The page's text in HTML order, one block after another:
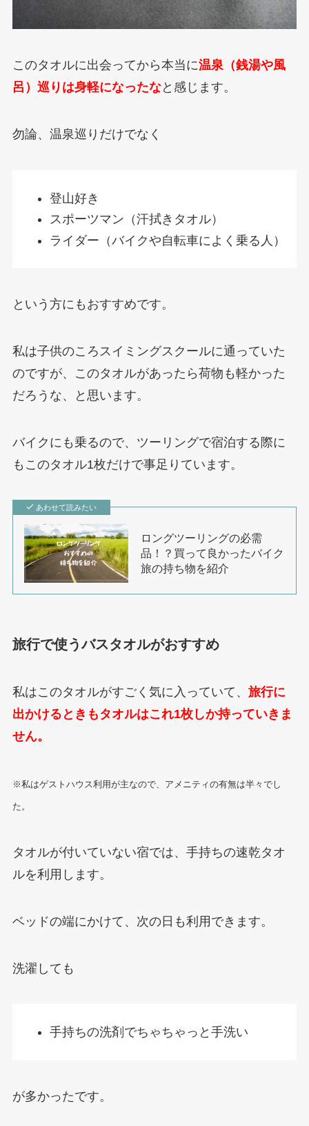
このタオルに出会ってから本当に温泉（銭湯や風
呂）巡りは身軽になったなと感じます。
勿論、温泉巡りだけでなく
登山好き
スポーツマン（汗拭きタオル）
ライダー（バイクや自転車によく乗る人）
という方にもおすすめです。
私は子供のころスイミングスクールに通っていた
のですが、このタオルがあったら荷物も軽かった
だろうな、と思います。
バイクにも乗るので、ツーリングで宿泊する際に
もこのタオル1枚だけで事足りています。
あわせて読みたい
ロングツーリングの必需
品！？買って良かったバイク
旅の持ち物を紹介
旅行で使うバスタオルがおすすめ
私はこのタオルがすごく気に入っていて、 旅行に
出かけるときもタオルはこれ1枚しか持っていきま
せん。
※私はゲストハウス利用が主なので、アメニティの有無は半々でし
た。
タオルが付いていない宿では、手持ちの速乾タオ
ルを利用します。
ベッドの端にかけて、次の日も利用できます。
洗濯しても
手持ちの洗剤でちゃちゃっと手洗い
が多かったです。